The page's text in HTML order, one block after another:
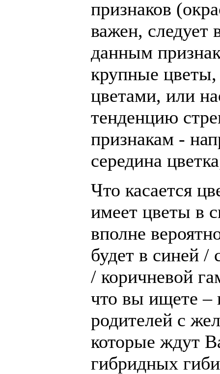
признаков
важен, следует
данным
крупные
цветами, или
тенденцию
признакам -
середина
Что касается
имеет цветы в
вполне
будет в синей /
/ коричневой
что вы ищете –
родителей с
которые ждут
гибридных